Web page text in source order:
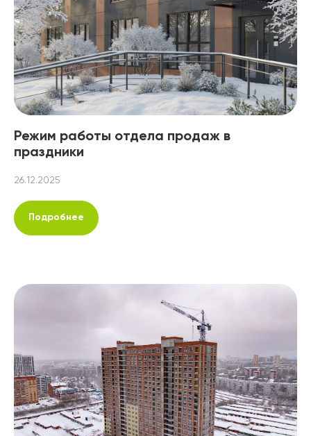
Режим работы отдела продаж в
праздники
26.12.2025
Подробнее